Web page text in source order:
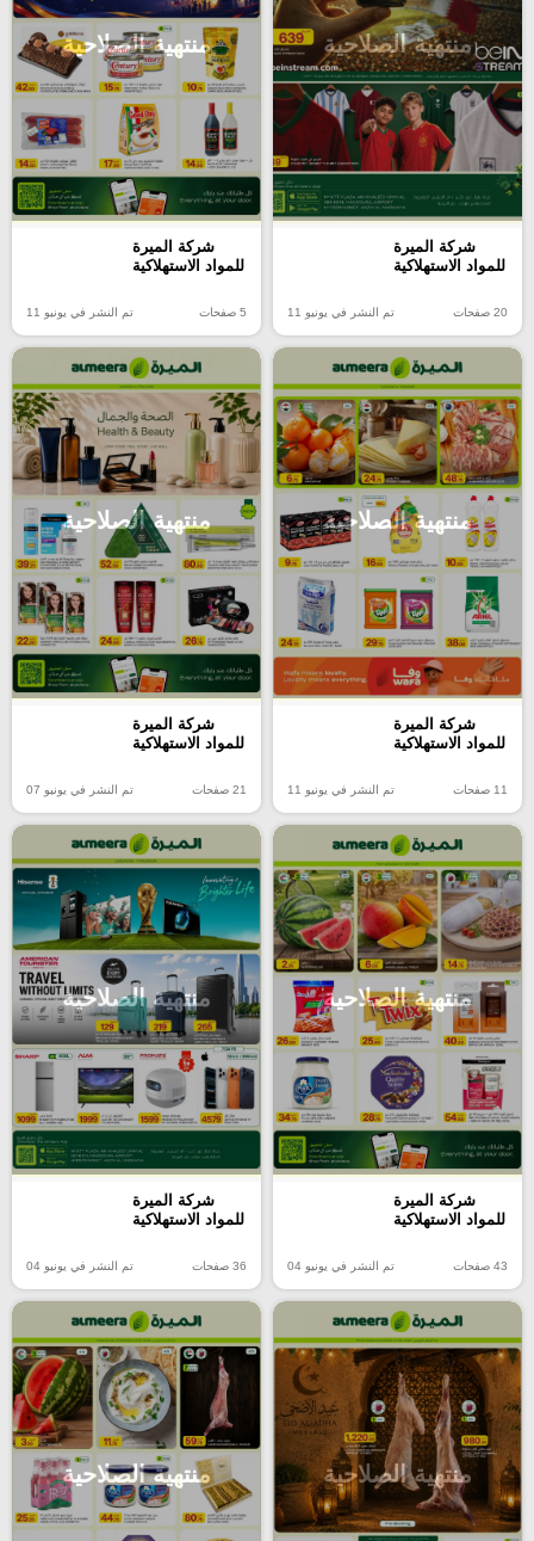
منتهية الصلاحية
شركة الميرة
للمواد الاستهلاكية
20 صفحات تم النشر في يونيو 11
منتهية الصلاحية
شركة الميرة
للمواد الاستهلاكية
5 صفحات تم النشر في يونيو 11
منتهية الصلاحية
شركة الميرة
للمواد الاستهلاكية
11 صفحات تم النشر في يونيو 11
منتهية الصلاحية
شركة الميرة
للمواد الاستهلاكية
21 صفحات تم النشر في يونيو 07
منتهية الصلاحية
شركة الميرة
للمواد الاستهلاكية
43 صفحات تم النشر في يونيو 04
منتهية الصلاحية
شركة الميرة
للمواد الاستهلاكية
36 صفحات تم النشر في يونيو 04
منتهية الصلاحية منتهية الصلاحية